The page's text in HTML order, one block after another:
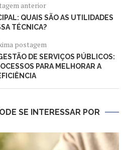
anterior
QUAIS SÃO AS UTILIDADES
TÉCNICA?
postagem
DE SERVIÇOS PÚBLICOS:
PARA MELHORAR A
SE INTERESSAR POR